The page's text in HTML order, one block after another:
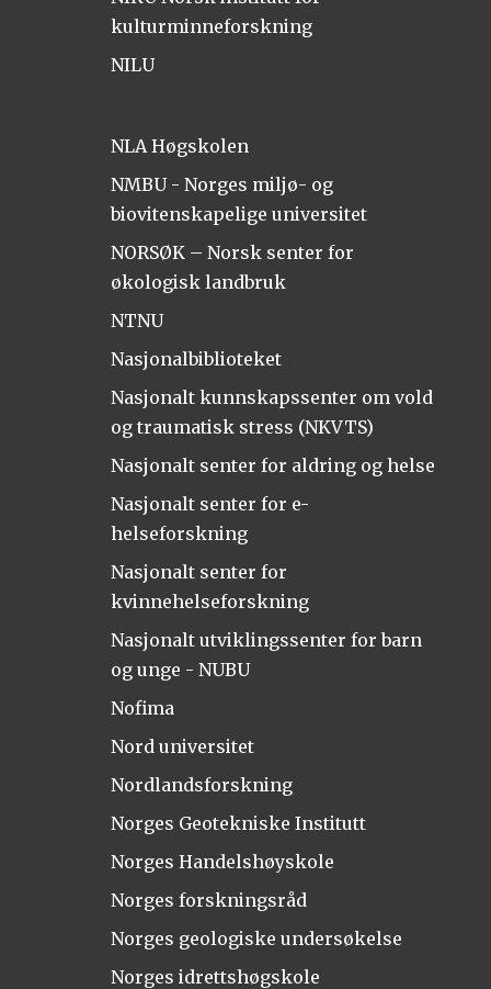
kulturminneforskning
NILU
NLA Høgskolen
NMBU - Norges miljø- og
biovitenskapelige universitet
NORSØK – Norsk senter for
økologisk landbruk
NTNU
Nasjonalbiblioteket
Nasjonalt kunnskapssenter om vold
og traumatisk stress (NKVTS)
Nasjonalt senter for aldring og helse
Nasjonalt senter for e-
helseforskning
Nasjonalt senter for
kvinnehelseforskning
Nasjonalt utviklingssenter for barn
og unge - NUBU
Nofima
Nord universitet
Nordlandsforskning
Norges Geotekniske Institutt
Norges Handelshøyskole
Norges forskningsråd
Norges geologiske undersøkelse
Norges idrettshøgskole